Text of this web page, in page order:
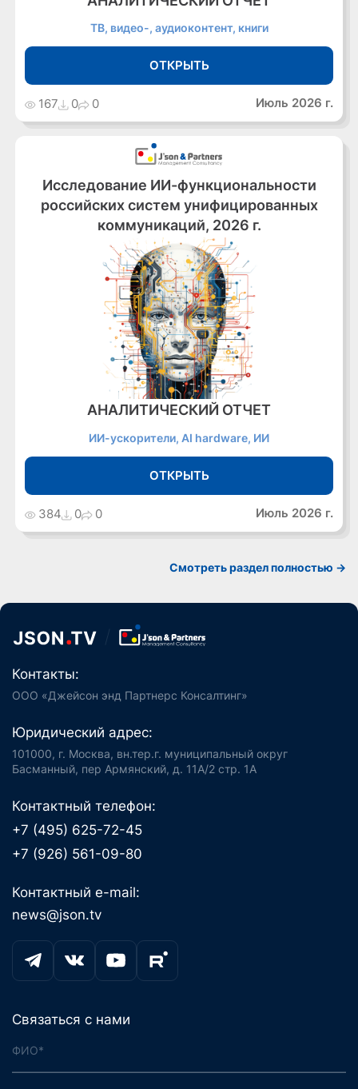
ТВ, видео-, аудиоконтент, книги
ОТКРЫТЬ
167 0 0 Июль 2026 г.
Исследование ИИ-функциональности
российских систем унифицированных
коммуникаций, 2026 г.
АНАЛИТИЧЕСКИЙ ОТЧЕТ
ИИ-ускорители, AI hardware, ИИ
ОТКРЫТЬ
384 0 0 Июль 2026 г.
Cмотреть раздел полностью ->
Контакты:
ООО «Джейсон энд Партнерс Консалтинг»
Юридический адрес:
101000, г. Москва, вн.тер.г. муниципальный округ
Басманный, пер Армянский, д. 11А/2 стр. 1А
Контактный телефон:
+7 (495) 625-72-45
+7 (926) 561-09-80
Контактный e-mail:
news@json.tv
Связаться с нами